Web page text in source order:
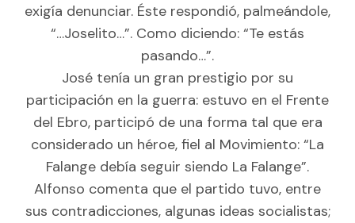
exigía denunciar. Éste respondió, palmeándole,
“…Joselito…”. Como diciendo: “Te estás
pasando…”.
José tenía un gran prestigio por su
participación en la guerra: estuvo en el Frente
del Ebro, participó de una forma tal que era
considerado un héroe, fiel al Movimiento: “La
Falange debía seguir siendo La Falange”.
Alfonso comenta que el partido tuvo, entre
sus contradicciones, algunas ideas socialistas;